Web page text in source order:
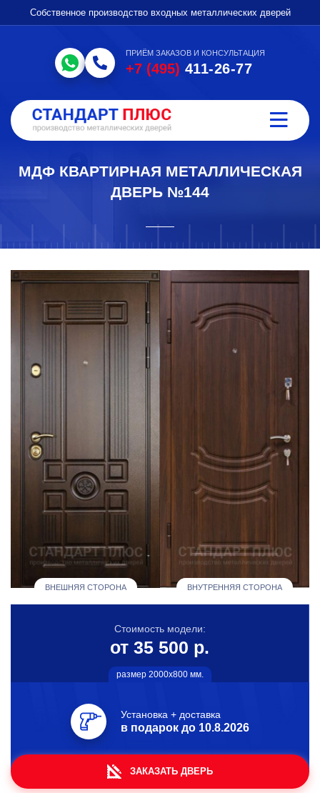
Собственное производство входных металлических дверей
ПРИЁМ ЗАКАЗОВ И КОНСУЛЬТАЦИЯ
+7 (495) 411-26-77
МДФ КВАРТИРНАЯ МЕТАЛЛИЧЕСКАЯ
ДВЕРЬ №144
ВНЕШНЯЯ СТОРОНА ВНУТРЕННЯЯ СТОРОНА
Стоимость модели:
от 35 500 р.
размер 2000х800 мм.
Установка + доставка
в подарок до 10.8.2026
ЗАКАЗАТЬ ДВЕРЬ